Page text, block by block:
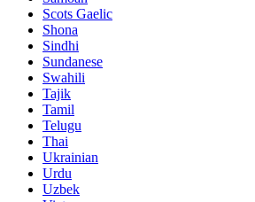
Scots Gaelic
Shona
Sindhi
Sundanese
Swahili
Tajik
Tamil
Telugu
Thai
Ukrainian
Urdu
Uzbek